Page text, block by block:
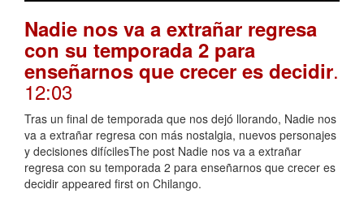
Nadie nos va a extrañar regresa
con su temporada 2 para
enseñarnos que crecer es decidir.
12:03
Tras un final de temporada que nos dejó llorando, Nadie nos
va a extrañar regresa con más nostalgia, nuevos personajes
y decisiones difícilesThe post Nadie nos va a extrañar
regresa con su temporada 2 para enseñarnos que crecer es
decidir appeared first on Chilango.